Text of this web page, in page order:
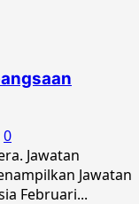
0
Jawatan
Jawatan
Februari...